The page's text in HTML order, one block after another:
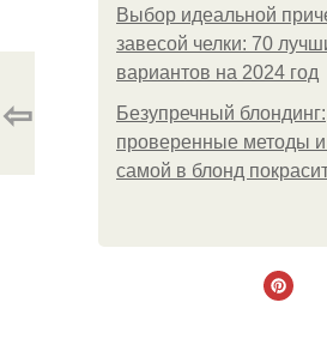
Выбор идеальной
завесой челки: 70
вариантов на 2024 год
Безупречный блондинг:
проверенные методы
самой в блонд
⇦